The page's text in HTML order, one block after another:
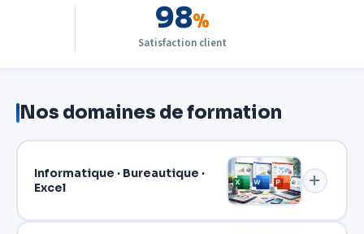
98%
Satisfaction client
Nos domaines de formation
Informatique · Bureautique ·
Excel